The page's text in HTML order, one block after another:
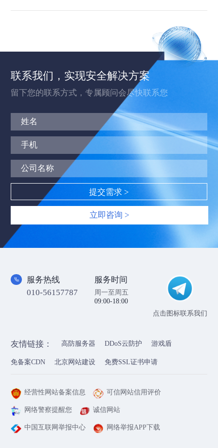
联系我们，实现安全解决方案
留下您的联系方式，专属顾问会尽快联系您
立即咨询 >
服务热线
010-56157787
服务时间
周一至周五
09:00-18:00
点击图标联系我们
友情链接： 高防服务器 DDoS云防护 游戏盾
免备案CDN 北京网站建设 免费SSL证书申请
经营性网站备案信息 可信网站信用评价
网络警察提醒您 诚信网站
中国互联网举报中心 网络举报APP下载